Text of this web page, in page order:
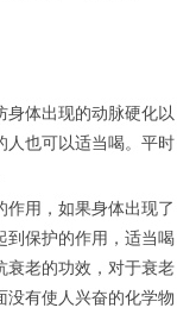
身体出现的动脉硬化以
人也可以适当喝。平时
作用，如果身体出现了
到保护的作用，适当喝
衰老的功效，对于衰老
没有使人兴奋的化学物